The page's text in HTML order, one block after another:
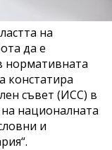
на
да е
нормативната
констатира
съвет (ИСС) в
националната
и